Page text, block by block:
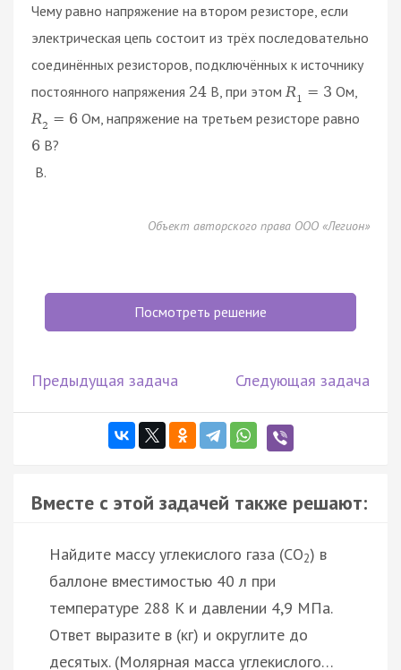
Чему равно напряжение на втором резисторе, если
электрическая цепь состоит из трёх последовательно
соединённых резисторов, подключённых к источнику
постоянного напряжения 24 В, при этом R1 = 3 Ом,
R2 = 6 Ом, напряжение на третьем резисторе равно
6 В?
В.
Объект авторского права ООО «Легион»
Посмотреть решение
Предыдущая задача Следующая задача
Вместе с этой задачей также решают:
Найдите массу углекислого газа (CO2) в
баллоне вместимостью 40 л при
температуре 288 К и давлении 4,9 МПа.
Ответ выразите в (кг) и округлите до
десятых. (Молярная масса углекислого…